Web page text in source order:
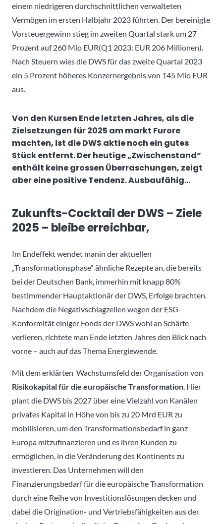
einem niedrigeren durchschnittlichen verwalteten
Vermögen im ersten Halbjahr 2023 führten. Der bereinigte
Vorsteuergewinn stieg im zweiten Quartal stark um 27
Prozent auf 260 Mio EUR(Q1 2023: EUR 206 Millionen).
Nach Steuern wies die DWS für das zweite Quartal 2023
ein 5 Prozent höheres Konzernergebnis von 145 Mio EUR
aus.
Von den Kursen Ende letzten Jahres, als die
Zielsetzungen für 2025 am markt Furore
machten, ist die DWS aktie noch ein gutes
Stück entfernt. Der heutige „Zwischenstand“
enthält keine grossen Überraschungen, zeigt
aber eine positive Tendenz. Ausbaufähig…
Zukunfts-Cocktail der DWS – Ziele
2025 – bleibe erreichbar,
Im Endeffekt wendet manin der aktuellen
„Transformationsphase“ ähnliche Rezepte an, die bereits
bei der Deutschen Bank, immerhin mit knapp 80%
bestimmender Hauptaktionär der DWS, Erfolge brachten.
Nachdem die Negativschlagzeilen wegen der ESG-
Konformität einiger Fonds der DWS wohl an Schärfe
verlieren, richtete man Ende letzten Jahres den Blick nach
vorne – auch auf das Thema Energiewende.
Mit dem erklärten Wachstumsfeld der Organisation von
Risikokapital für die europäische Transformation. Hier
plant die DWS bis 2027 über eine Vielzahl von Kanälen
privates Kapital in Höhe von bis zu 20 Mrd EUR zu
mobilisieren, um den Transformationsbedarf in ganz
Europa mitzufinanzieren und es ihren Kunden zu
ermöglichen, in die Veränderung des Kontinents zu
investieren. Das Unternehmen will den
Finanzierungsbedarf für die europäische Transformation
durch eine Reihe von Investitionslösungen decken und
dabei die Origination- und Vertriebsfähigkeiten aus der